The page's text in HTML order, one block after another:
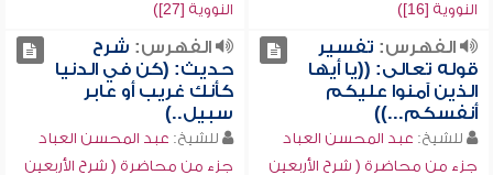
النووية [16])
النووية [27])
الفهرس: تفسير
قوله تعالى: ((يا أيها
الذين آمنوا عليكم
أنفسكم...))
للشيخ: عبد المحسن العباد
جزء من محاضرة ( شرح الأربعين
الفهرس: شرح
حديث: (كن في الدنيا
كأنك غريب أو عابر
سبيل..)
للشيخ: عبد المحسن العباد
جزء من محاضرة ( شرح الأربعين